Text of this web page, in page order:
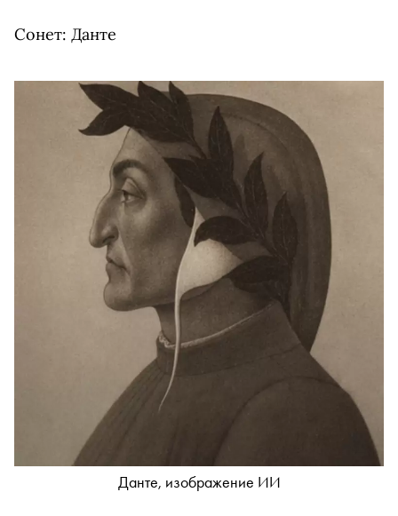
Сонет: Данте
Данте, изображение ИИ